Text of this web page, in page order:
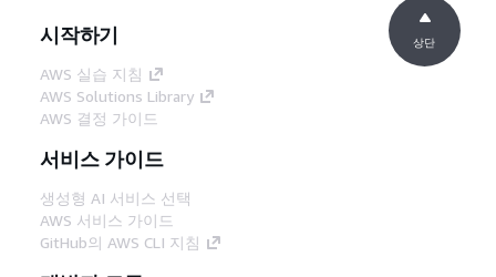
시작하기
AWS 실습 지침
AWS Solutions Library
AWS 결정 가이드
서비스 가이드
생성형 AI 서비스 선택
AWS 서비스 가이드
GitHub의 AWS CLI 지침
상단